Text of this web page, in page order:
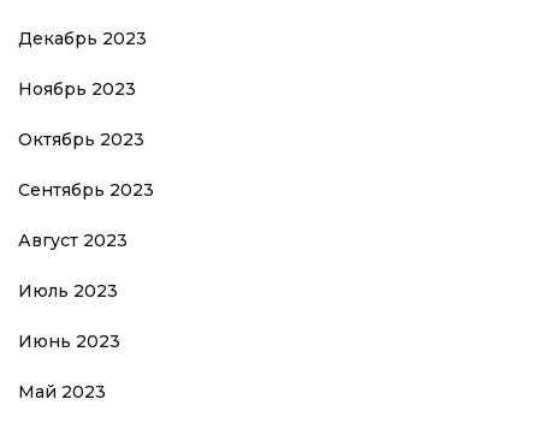
Декабрь 2023
Ноябрь 2023
Октябрь 2023
Сентябрь 2023
Август 2023
Июль 2023
Июнь 2023
Май 2023